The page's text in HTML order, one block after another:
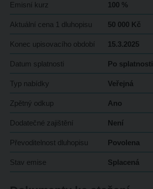
Emisní kurz 100 %
Aktuální cena 1 dluhopisu 50 000 Kč
Konec upisovacího období 15.3.2025
Datum splatnosti Po splatnosti
Typ nabídky Veřejná
Zpětný odkup Ano
Dodatečné zajištění Není
Převoditelnost dluhopisu Povolena
Stav emise Splacená